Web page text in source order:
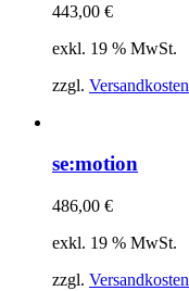
443,00 €
exkl. 19 % MwSt.
zzgl. Versandkosten
se:motion
486,00 €
exkl. 19 % MwSt.
zzgl. Versandkosten